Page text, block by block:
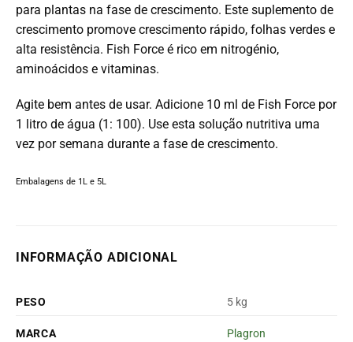
para plantas na fase de crescimento. Este suplemento de
crescimento promove crescimento rápido, folhas verdes e
alta resistência. Fish Force é rico em nitrogénio,
aminoácidos e vitaminas.
Agite bem antes de usar. Adicione 10 ml de Fish Force por
1 litro de água (1: 100). Use esta solução nutritiva uma
vez por semana durante a fase de crescimento.
Embalagens de 1L e 5L
INFORMAÇÃO ADICIONAL
PESO 5 kg
MARCA Plagron